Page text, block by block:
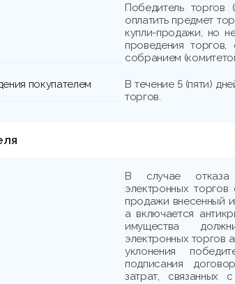
Победитель торгов
оплатить предмет
купли-продажи, но
проведения
собранием
покупателем
В течение 5 (пяти)
торгов.
В случае отказа
электронных
продажи внесенный
а включается
имущества
электронных торгов
уклонения
подписания
затрат, связанных